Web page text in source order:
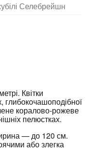
Селебрейшн
Квітки
глибокочашоподібної
коралово-рожеве
пелюстках.
— до 120 см.
або злегка